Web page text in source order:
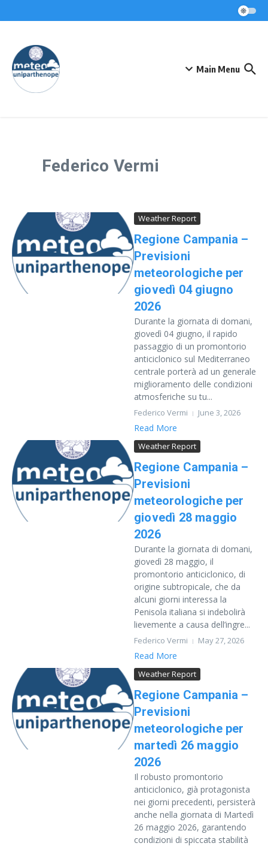
Main Menu
Federico Vermi
Weather Report
Regione Campania –
Previsioni
meteorologiche per
giovedì 04 giugno
2026
Durante la giornata di domani,
giovedì 04 giugno, il rapido
passaggio di un promontorio
anticiclonico sul Mediterraneo
centrale porterà ad un generale
miglioramento delle condizioni
atmosferiche su tu...
Federico Vermi June 3, 2026
Read More
Weather Report
Regione Campania –
Previsioni
meteorologiche per
giovedì 28 maggio
2026
Durante la giornata di domani,
giovedì 28 maggio, il
promontorio anticiclonico, di
origine subtropicale, che da
alcuni giorni interessa la
Penisola italiana si indebolirà
lievemente a causa dell’ingre...
Federico Vermi May 27, 2026
Read More
Weather Report
Regione Campania –
Previsioni
meteorologiche per
martedì 26 maggio
2026
Il robusto promontorio
anticiclonico, già protagonista
nei giorni precedenti, persisterà
anche nella giornata di Martedì
26 maggio 2026, garantendo
condizioni di spiccata stabilità